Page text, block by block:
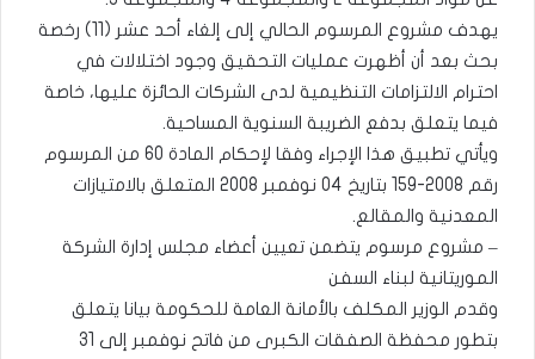
يهدف مشروع المرسوم الحالي إلى إلغاء أحد عشر (11) رخصة
بحث بعد أن أظهرت عمليات التحقيق وجود اختلالات في
احترام الالتزامات التنظيمية لدى الشركات الحائزة عليها، خاصة
فيما يتعلق بدفع الضريبة السنوية المساحية.
ويأتي تطبيق هذا الإجراء وفقا لإحكام المادة 60 من المرسوم
رقم 2008-159 بتاريخ 04 نوفمبر 2008 المتعلق بالامتيازات
المعدنية والمقالع.
– مشروع مرسوم يتضمن تعيين أعضاء مجلس إدارة الشركة
الموريتانية لبناء السفن
وقدم الوزير المكلف بالأمانة العامة للحكومة بيانا يتعلق
بتطور محفظة الصفقات الكبرى من فاتح نوفمبر إلى 31